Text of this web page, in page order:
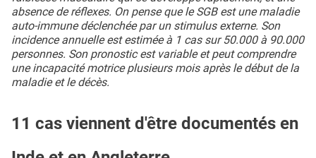
absence de réflexes. On pense que le SGB est une maladie
auto-immune déclenchée par un stimulus externe. Son
incidence annuelle est estimée à 1 cas sur 50.000 à 90.000
personnes. Son pronostic est variable et peut comprendre
une incapacité motrice plusieurs mois après le début de la
maladie et le décès.
11 cas viennent d'être documentés en